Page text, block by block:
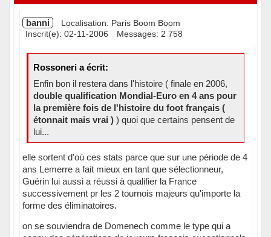
banni
Localisation: Paris Boom Boom
Inscrit(e): 02-11-2006
Messages: 2 758
Rossoneri a écrit:
Enfin bon il restera dans l'histoire ( finale en 2006,
double qualification Mondial-Euro en 4 ans pour
la première fois de l'histoire du foot français (
étonnait mais vrai )) quoi que certains pensent de
lui...
elle sortent d'où ces stats parce que sur une période de 4
ans Lemerre a fait mieux en tant que sélectionneur,
Guérin lui aussi a réussi à qualifier la France
successivement pr les 2 tournois majeurs qu'importe la
forme des éliminatoires.
on se souviendra de Domenech comme le type qui a